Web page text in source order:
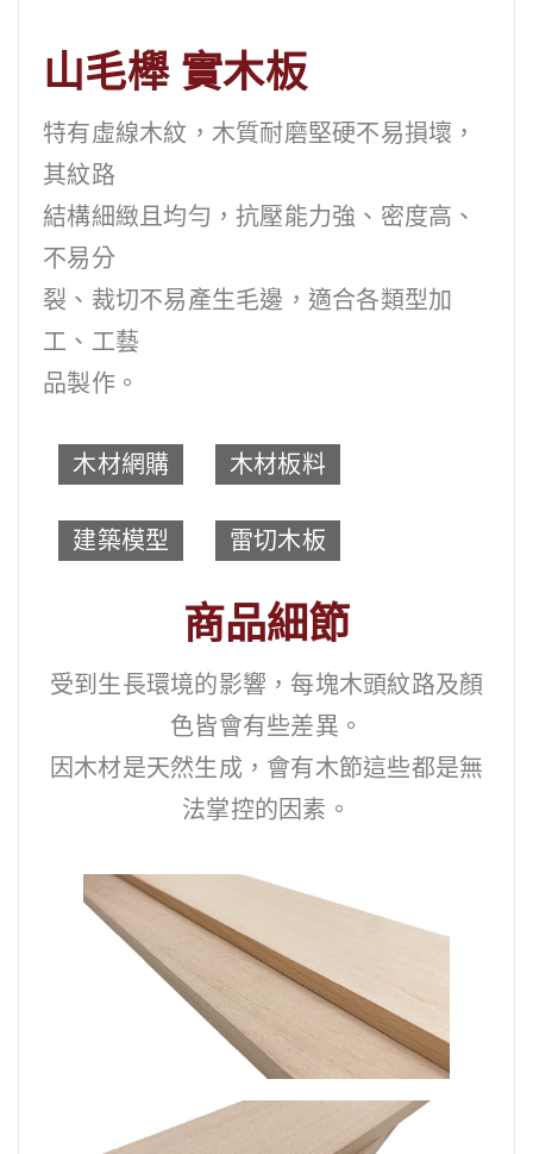
山毛櫸 實木板
特有虛線木紋，木質耐磨堅硬不易損壞，
其紋路
結構細緻且均勻，抗壓能力強、密度高、
不易分
裂、裁切不易產生毛邊，適合各類型加
工、工藝
品製作。
木材網購 木材板料
建築模型 雷切木板
商品細節
受到生長環境的影響，每塊木頭紋路及顏
色皆會有些差異。
因木材是天然生成，會有木節這些都是無
法掌控的因素。